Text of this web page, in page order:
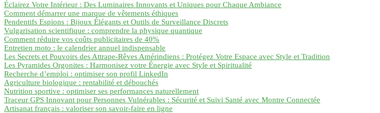
Éclairez Votre Intérieur : Des Luminaires Innovants et Uniques pour Chaque Ambiance
Comment démarrer une marque de vêtements éthiques
Pendentifs Espions : Bijoux Élégants et Outils de Surveillance Discrets
Vulgarisation scientifique : comprendre la physique quantique
Comment réduire vos coûts publicitaires de 40%
Entretien moto : le calendrier annuel indispensable
Les Secrets et Pouvoirs des Attrape-Rêves Amérindiens : Protégez Votre Espace avec Style et Tradition
Les Pyramides Orgonites : Harmonisez votre Énergie avec Style et Spiritualité
Recherche d’emploi : optimiser son profil LinkedIn
Agriculture biologique : rentabilité et débouchés
Nutrition sportive : optimiser ses performances naturellement
Traceur GPS Innovant pour Personnes Vulnérables : Sécurité et Suivi Santé avec Montre Connectée
Artisanat français : valoriser son savoir-faire en ligne